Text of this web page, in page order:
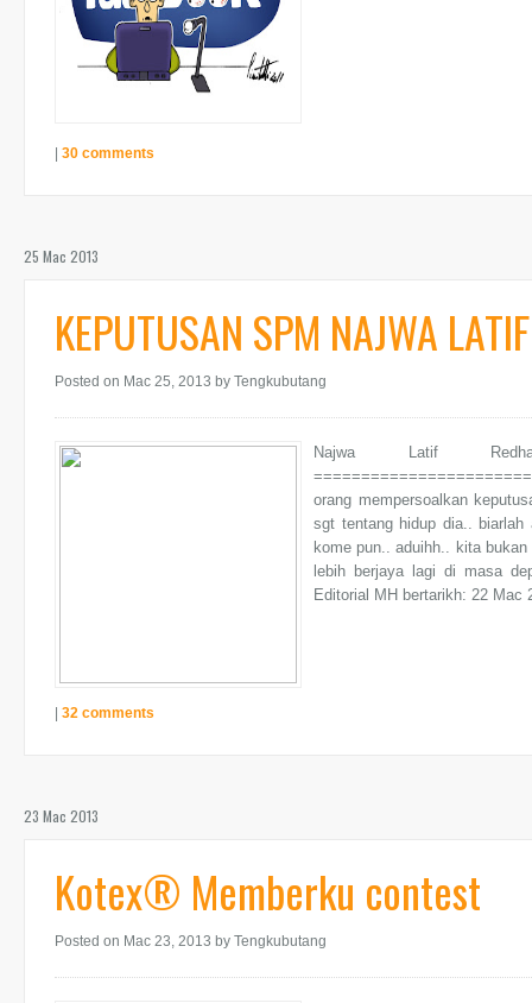
30 comments
25 Mac 2013
KEPUTUSAN SPM NAJWA
Posted on Mac 25, 2013 by Tengkubutang
Najwa Latif
orang mempersoalkan
sgt tentang hidup dia..
kome pun.. aduihh.. kita
lebih berjaya lagi di masa
Editorial MH bertarikh: 22 Mac
32 comments
23 Mac 2013
Kotex® Memberku contest
Posted on Mac 23, 2013 by Tengkubutang